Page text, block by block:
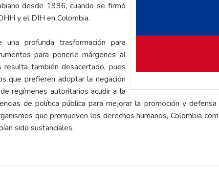
desde 1996, cuando se firmó
y el DIH en Colombia.
profunda trasformación para
para ponerle márgenes al
también desacertado, pues
que prefieren adoptar la negación
regímenes autoritarios acudir a la
de política pública para mejorar la promoción y
que promueven los derechos humanos, Colombia
sido sustanciales.